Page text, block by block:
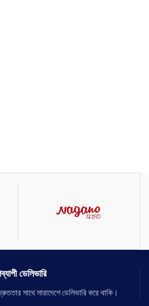
ডেলিভারি
সাথে সারাদেশে ডেলিভারি করে থাকি।